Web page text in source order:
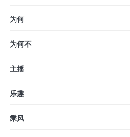
为何
为何不
主播
乐趣
乘风